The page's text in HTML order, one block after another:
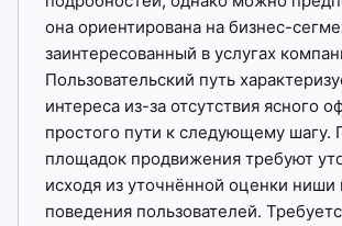
она ориентирована на бизнес-
заинтересованный в услугах
Пользовательский путь
интереса из-за отсутствия ясного
простого пути к следующему шагу.
площадок продвижения требуют
исходя из уточнённой оценки ниши
поведения пользователей.